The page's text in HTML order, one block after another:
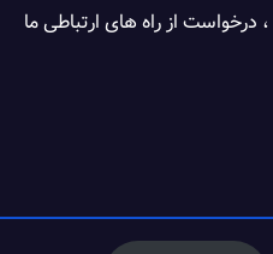
درخواست از راه های ارتباطی ما